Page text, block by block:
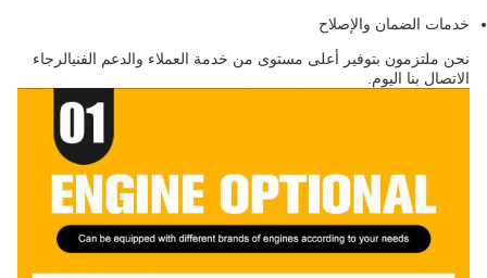
خدمات الضمان والإصلاح
نحن ملتزمون بتوفير أعلى مستوى من خدمة العملاء والدعم الفنيالرجاء
الاتصال بنا اليوم.